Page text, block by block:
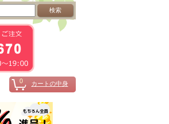
0 カートの中身